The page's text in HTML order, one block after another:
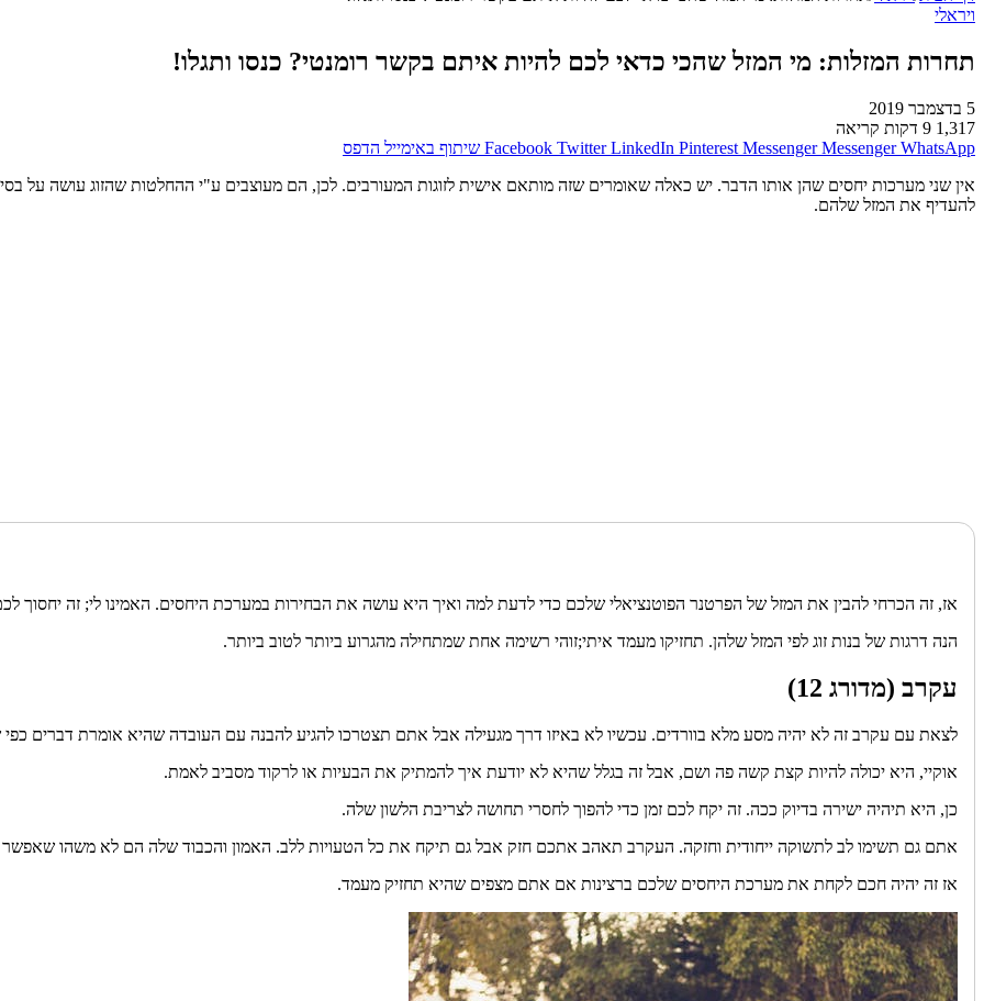
ויראלי
תחרות המזלות: מי המזל שהכי כדאי לכם להיות איתם בקשר רומנטי? כנסו ותגלו!
5 בדצמבר 2019
1,317 9 דקות קריאה
Facebook Twitter LinkedIn Pinterest Messenger Messenger WhatsApp שיתוף באימייל הדפס
אין שני מערכות יחסים שהן אותו הדבר. יש כאלה שאומרים שזה מותאם אישית לזוגות המעורבים. לכן, הם מעוצבים ע"י ההחלטות שהזוג עושה על בסיס
להעדיף את המזל שלהם.
אז, זה הכרחי להבין את המזל של הפרטנר הפוטנציאלי שלכם כדי לדעת למה ואיך היא עושה את הבחירות במערכת היחסים. האמינו לי; זה יחסוך
הנה דרגות של בנות זוג לפי המזל שלהן. תחזיקו מעמד איתי;זוהי רשימה אחת שמתחילה מהגרוע ביותר לטוב ביותר.
עקרב (מדורג 12)
לצאת עם עקרב זה לא יהיה מסע מלא בוורדים. עכשיו לא באיזו דרך מגעילה אבל אתם תצטרכו להגיע להבנה עם העובדה שהיא אומרת דברים
אוקיי, היא יכולה להיות קצת קשה פה ושם, אבל זה בגלל שהיא לא יודעת איך להמתיק את הבעיות או לרקוד מסביב לאמת.
כן, היא תיהיה ישירה בדיוק ככה. זה יקח לכם זמן כדי להפוך לחסרי תחושה לצריבת הלשון שלה.
אתם גם תשימו לב לתשוקה ייחודית וחזקה. העקרב תאהב אתכם חזק אבל גם תיקח את כל הטעויות ללב. האמון והכבוד שלה הם לא משהו
אז זה יהיה חכם לקחת את מערכת היחסים שלכם ברצינות אם אתם מצפים שהיא תחזיק מעמד.